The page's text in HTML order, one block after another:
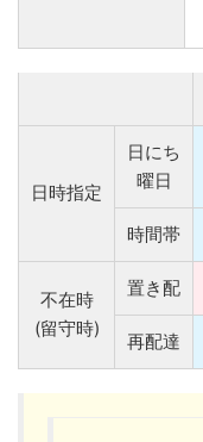
日時指定
日にち
曜日
時間帯
不在時
(留守時)
置き配
再配達